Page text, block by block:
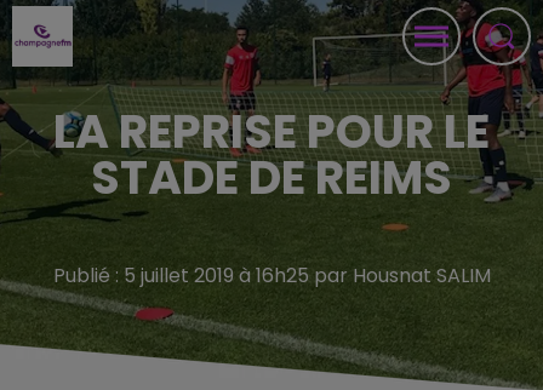
LA REPRISE POUR LE
STADE DE REIMS
Publié : 5 juillet 2019 à 16h25 par Housnat SALIM